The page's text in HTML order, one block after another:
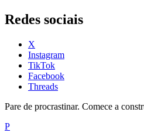
Redes sociais
X
Instagram
TikTok
Facebook
Threads
Pare de procrastinar. Comece a
P